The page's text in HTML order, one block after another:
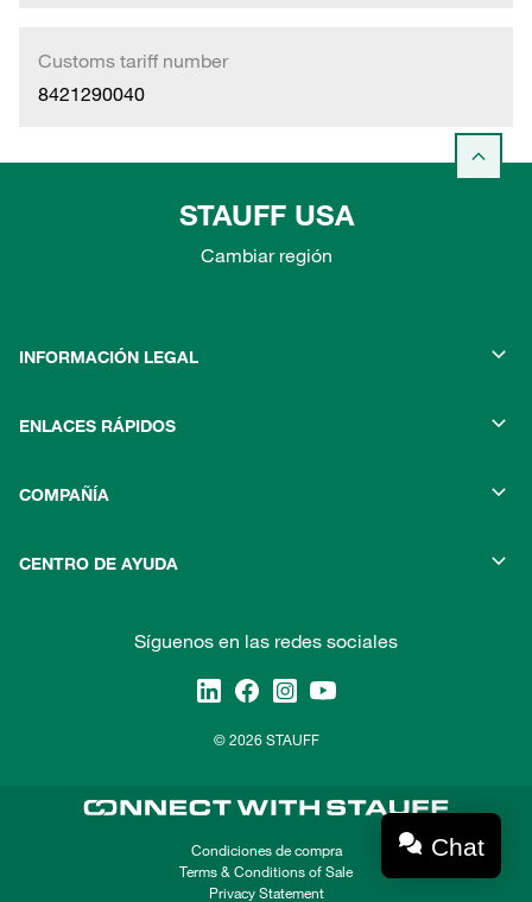
Customs tariff number
8421290040
STAUFF USA
Cambiar región
INFORMACIÓN LEGAL
ENLACES RÁPIDOS
COMPAÑÍA
CENTRO DE AYUDA
Síguenos en las redes sociales
© 2026 STAUFF
Condiciones de compra
Terms & Conditions of Sale
Privacy Statement
Chat